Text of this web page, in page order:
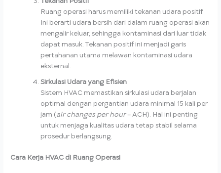
Ruang operasi harus memiliki tekanan udara positif.
Ini berarti udara bersih dari dalam ruang operasi akan
mengalir keluar, sehingga kontaminasi dari luar tidak
dapat masuk. Tekanan positif ini menjadi garis
pertahanan utama melawan kontaminasi udara
eksternal.
Sirkulasi Udara yang Efisien
Sistem HVAC memastikan sirkulasi udara berjalan
optimal dengan pergantian udara minimal 15 kali per
jam (air changes per hour– ACH). Hal ini penting
untuk menjaga kualitas udara tetap stabil selama
prosedur berlangsung.
Cara Kerja HVAC di Ruang Operasi